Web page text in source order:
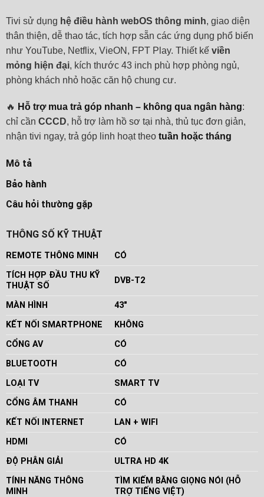
Tivi sử dụng hệ điều hành webOS thông minh, giao diện
thân thiện, dễ thao tác, tích hợp sẵn các ứng dụng phổ biến
như YouTube, Netflix, VieON, FPT Play. Thiết kế viền
mỏng hiện đại, kích thước 43 inch phù hợp phòng ngủ,
phòng khách nhỏ hoặc căn hộ chung cư.
🔥 Hỗ trợ mua trả góp nhanh – không qua ngân hàng:
chỉ cần CCCD, hỗ trợ làm hồ sơ tại nhà, thủ tục đơn giản,
nhận tivi ngay, trả góp linh hoạt theo tuần hoặc tháng
Mô tả
Bảo hành
Câu hỏi thường gặp
THÔNG SỐ KỸ THUẬT
REMOTE THÔNG MINH
CÓ
TÍCH HỢP ĐẦU THU KỸ
THUẬT SỐ
DVB-T2
MÀN HÌNH
43"
KẾT NỐI SMARTPHONE
KHÔNG
CỔNG AV
CÓ
BLUETOOTH
CÓ
LOẠI TV
SMART TV
CỔNG ÂM THANH
CÓ
KẾT NỐI INTERNET
LAN + WIFI
HDMI
CÓ
ĐỘ PHÂN GIẢI
ULTRA HD 4K
TÍNH NĂNG THÔNG
MINH
TÌM KIẾM BẰNG GIỌNG NÓI (HỖ
TRỢ TIẾNG VIỆT)